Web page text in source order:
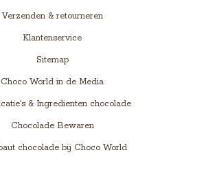
Verzenden & retourneren
Klantenservice
Sitemap
Choco World in de Media
& Ingredienten chocolade
Chocolade Bewaren
chocolade bij Choco World